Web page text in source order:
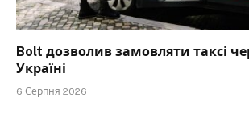
Bolt дозволив замовляти таксі
Україні
6 Серпня 2026